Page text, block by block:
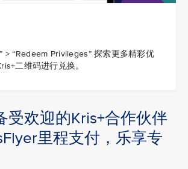
> “Redeem Privileges” 探索更多精彩优
二维码进行兑换。
受欢迎的Kris+合作伙伴
里程支付，乐享专